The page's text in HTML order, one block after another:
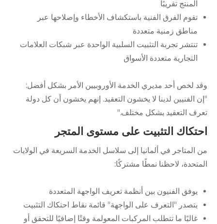
المنتج تقريبًا
تقوم الفرق الفنية باستكشاف الأخطاء وإصلاحها عبر
مناطق زمنية متعددة
تنتشر تجربة التثبيت السلبية الواحدة عبر شبكات العلامات
التجارية متعددة الأسواق
وقد لخص أحد مديري الخدمة الأوروبيين الأمر بشكل أفضل:
"إن الفنيين لدينا لا يخشون التعقيد. إنهم يخشون أن كل دولة
تعرف التعقيد بشكل مختلف."
احتكاك التثبيت على مستوى المتجر
من المتاجر في ألمانيا إلى سلاسل الخدمة السريعة في الولايات
المتحدة، لاحظنا نمطًا مشتركًا:
يوفق الفنيون بين أنظمة تعريف الواجهة المتعددة
يتصدر "التعرف على الواجهة" قائمة نقاط احتكاك التثبيت
غالبًا ما تتطلب المركبات المعولمة وقتًا إضافيًا للتحقق أو